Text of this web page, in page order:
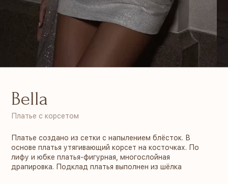
Bella
Платье с корсетом
Платье создано из сетки с напылением блёсток. В
основе платья утягивающий корсет на косточках. По
лифу и юбке платья-фигурная, многослойная
драпировка. Подклад платья выполнен из шёлка